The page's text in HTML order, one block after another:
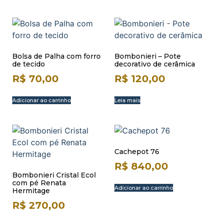
Bolsa de Palha com forro
de tecido
R$ 70,00
Adicionar ao carrinho
Bombonieri – Pote
decorativo de cerâmica
R$ 120,00
Leia mais
Bombonieri Cristal Ecol
com pé Renata
Hermitage
R$ 270,00
Cachepot 76
R$ 840,00
Adicionar ao carrinho